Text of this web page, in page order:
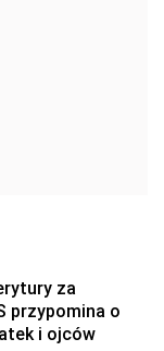
za
przypomina o
i ojców